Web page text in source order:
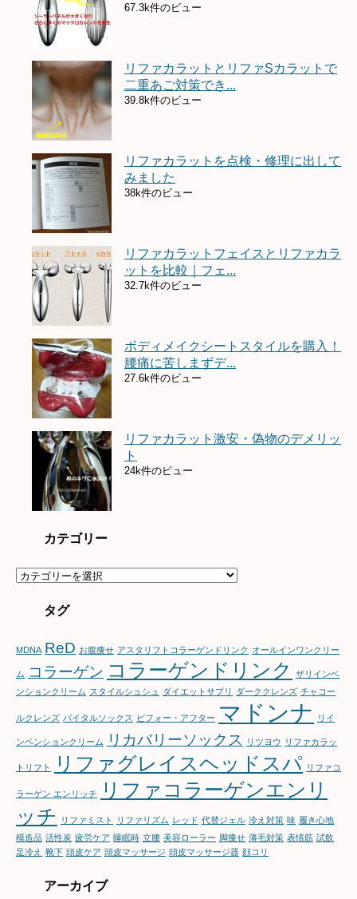
67.3k件のビュー
リファカラットとリファSカラットで
二重あご対策でき...
39.8k件のビュー
リファカラットを点検・修理に出して
みました
38k件のビュー
リファカラットフェイスとリファカラ
ットを比較｜フェ...
32.7k件のビュー
ボディメイクシートスタイルを購入！
腰痛に苦しまずデ...
27.6k件のビュー
リファカラット激安・偽物のデメリッ
ト
24k件のビュー
カテゴリー
カ
タグ
MDNA ReD お腹痩せ アスタリフトコラーゲンドリンク オールインワンクリー
ム コラーゲン コラーゲンドリンク
ザリインベ
ンションクリーム スタイルシュシュ ダイエットサプリ ダーククレンズ チャコー
ルクレンズ バイタルソックス ビフォー・アフター マドンナ リイ
ンベンションクリーム リカバリーソックス リツヨウ リファカラッ
トリフト リファグレイスヘッドスパ リファコ
ラーゲン エンリッチ
リファコラーゲンエンリ
ッチ
リファミスト リファリズム レッド 代替ジェル 冷え対策 味 履き心地
模造品 活性炭 疲労ケア 睡眠時 立腰 美容ローラー 脚痩せ 薄毛対策 表情筋 試飲
足冷え 靴下 頭皮ケア 頭皮マッサージ 頭皮マッサージ器 顔コリ
アーカイブ